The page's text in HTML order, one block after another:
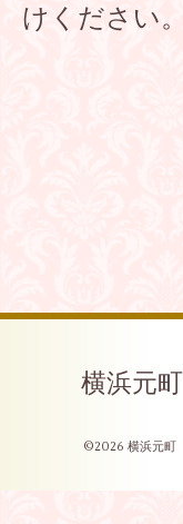
けください。
横浜元
©2026 横浜元町